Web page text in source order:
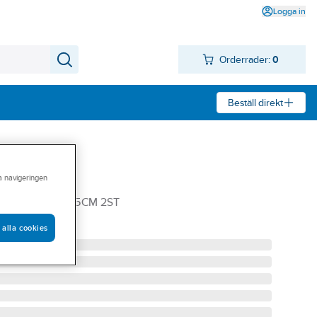
Logga in
Orderrader: 0
Beställ direkt
190X25CM 2ST
navigeringen
alla cookies